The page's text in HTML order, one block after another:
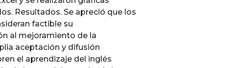
Resultados. Se apreció que los
factible su
al mejoramiento de la
aceptación y difusión
el aprendizaje del inglés